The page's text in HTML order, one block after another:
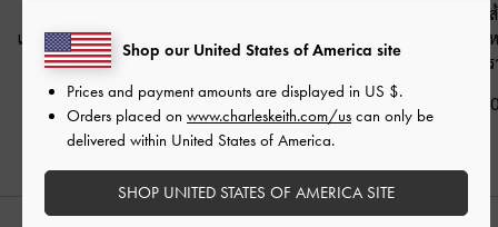
แพลตฟอร์ม-
วน์
฿2,590.00
น้ำตาล
฿2,790.00
รองเท้าส้นสูงรั
สานดีไซน์หัวแ
Ivette
สีคา
฿2,590.00
Shop our United States of America site
Prices and payment amounts are displayed in US $.
Orders placed on www.charleskeith.com/us can only be
delivered within United States of America.
SHOP UNITED STATES OF AMERICA SITE